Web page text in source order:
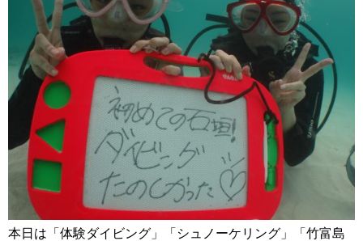
本日は「体験ダイビング」「シュノーケリング」「竹富島